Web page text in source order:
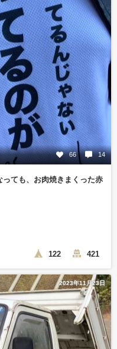
66 14
ても、お肉焼きまくった赤
122 421
2023年11月23日